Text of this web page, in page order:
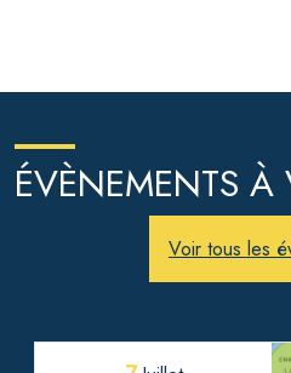
ÉVÈNEMENTS À
Voir tous les